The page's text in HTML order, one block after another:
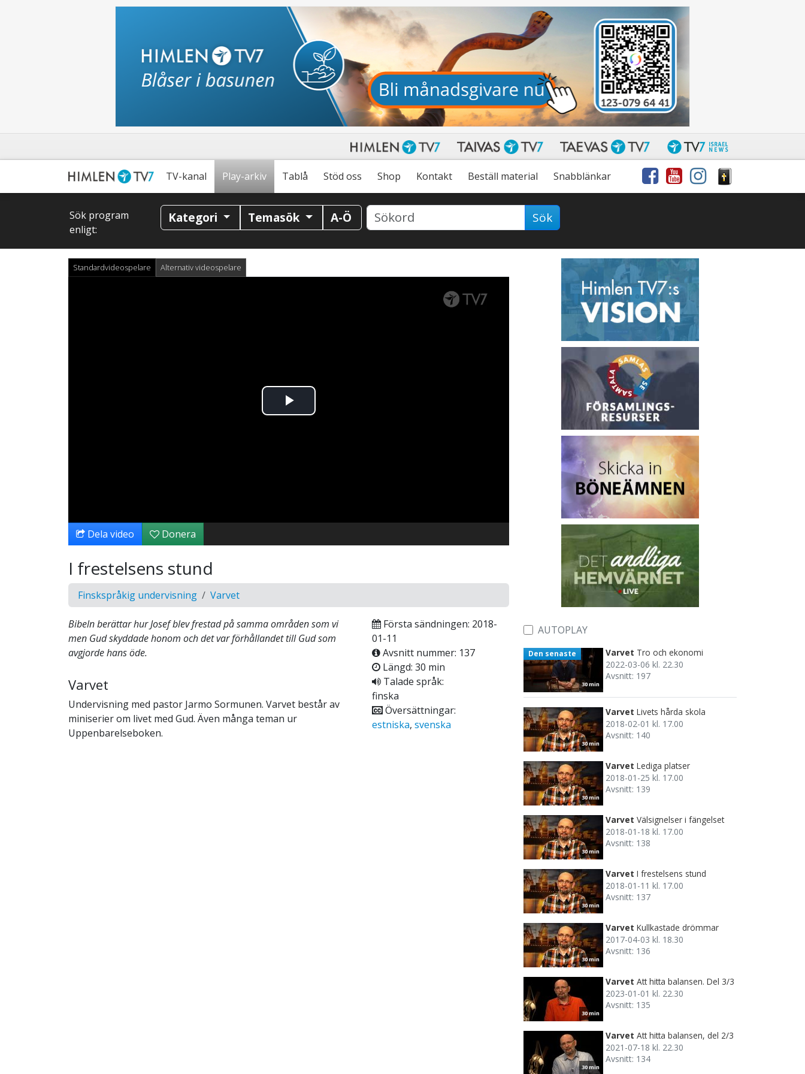
TV-kanal Play-arkiv Tablå Stöd oss Shop Kontakt Beställ material Snabblänkar
Sök program
enligt:
Kategori Temasök A-Ö Sök
Standardvideospelare Alternativ videospelare
Spela
Dela video Donera
I frestelsens stund
Finskspråkig undervisning Varvet
Bibeln berättar hur Josef blev frestad på samma områden som vi
men Gud skyddade honom och det var förhållandet till Gud som
avgjorde hans öde.
Varvet
Undervisning med pastor Jarmo Sormunen. Varvet består av
miniserier om livet med Gud. Även många teman ur
Uppenbarelseboken.
Första sändningen: 2018-
01-11
Avsnitt nummer: 137
Längd: 30 min
Talade språk:
finska
Översättningar:
estniska, svenska
AUTOPLAY
30 min
Den senaste Varvet Tro och ekonomi
2022-03-06 kl. 22.30
Avsnitt: 197
30 min
Varvet Livets hårda skola
2018-02-01 kl. 17.00
Avsnitt: 140
30 min
Varvet Lediga platser
2018-01-25 kl. 17.00
Avsnitt: 139
30 min
Varvet Välsignelser i fängelset
2018-01-18 kl. 17.00
Avsnitt: 138
30 min
Varvet I frestelsens stund
2018-01-11 kl. 17.00
Avsnitt: 137
30 min
Varvet Kullkastade drömmar
2017-04-03 kl. 18.30
Avsnitt: 136
30 min
Varvet Att hitta balansen. Del 3/3
2023-01-01 kl. 22.30
Avsnitt: 135
30 min
Varvet Att hitta balansen, del 2/3
2021-07-18 kl. 22.30
Avsnitt: 134